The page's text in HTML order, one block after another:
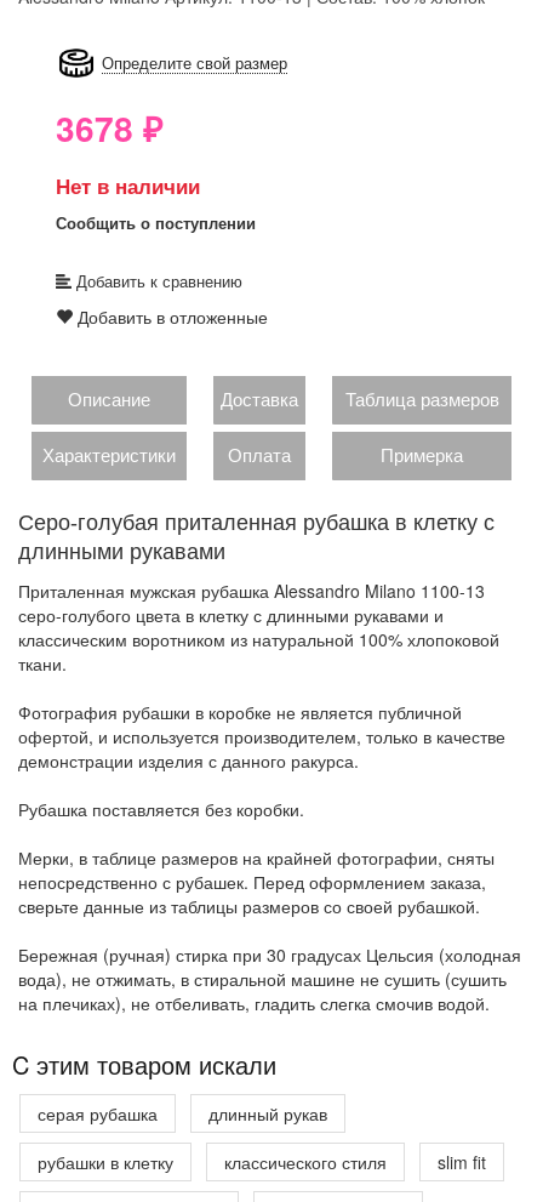
Определите свой размер
3678 ₽
Нет в наличии
Сообщить о поступлении
Добавить к сравнению
Добавить в отложенные
Описание Доставка Таблица размеров
Характеристики Оплата Примерка
Серо-голубая приталенная рубашка в клетку с
длинными рукавами
Приталенная мужская рубашка Alessandro Milano 1100-13
серо-голубого цвета в клетку с длинными рукавами и
классическим воротником из натуральной 100% хлопоковой
ткани.
Фотография рубашки в коробке не является публичной
офертой, и используется производителем, только в качестве
демонстрации изделия с данного ракурса.
Рубашка поставляется без коробки.
Мерки, в таблице размеров на крайней фотографии, сняты
непосредственно с рубашек. Перед оформлением заказа,
сверьте данные из таблицы размеров со своей рубашкой.
Бережная (ручная) стирка при 30 градусах Цельсия (холодная
вода), не отжимать, в стиральной машине не сушить (сушить
на плечиках), не отбеливать, гладить слегка смочив водой.
C этим товаром искали
серая рубашка
длинный рукав
рубашки в клетку
классического стиля
slim fit